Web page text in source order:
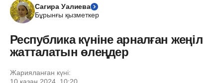
Сагира Уалиева
Бұрынғы қызметкер
Республика күніне арналған жеңіл
жатталатын өлеңдер
Жарияланған күні: